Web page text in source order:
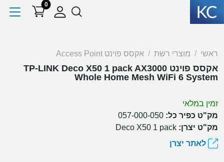
0
ראשי מוצרי רשת אקסס פוינט Access Point
אקסס פוינט TP-LINK Deco X50 1 pack AX3000
Whole Home Mesh WiFi 6 System
זמין במלאי
מק"ט כפיר כל: 057-000-050
מק"ט יצרן: Deco X50 1 pack
לאתר יצרן